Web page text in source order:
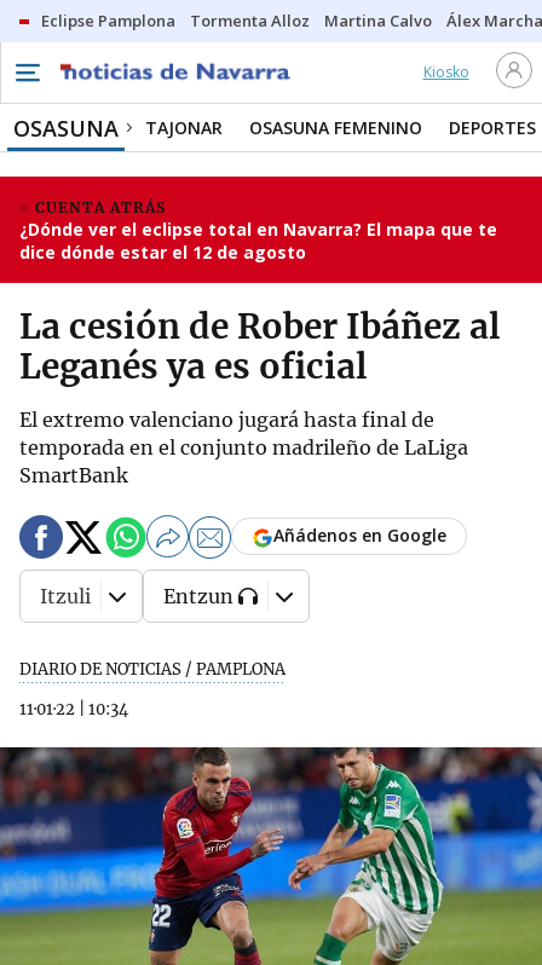
Eclipse Pamplona Tormenta Alloz Martina Calvo Álex
Kiosko
OSASUNA TAJONAR OSASUNA FEMENINO DEPORTES
CUENTA ATRÁS
¿Dónde ver el eclipse total en Navarra? El mapa que te
dice dónde estar el 12 de agosto
La cesión de Rober Ibáñez al
Leganés ya es oficial
El extremo valenciano jugará hasta final de
temporada en el conjunto madrileño de LaLiga
SmartBank
DIARIO DE NOTICIAS / PAMPLONA
11·01·22
10:34
Añádenos en Google
Itzuli Entzun